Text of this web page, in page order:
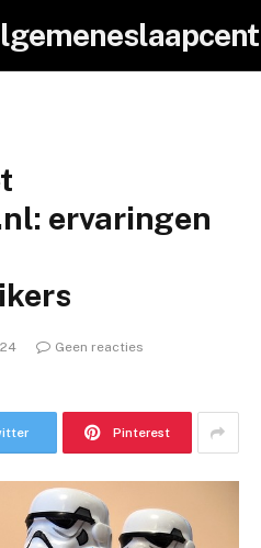
ervaringen
Geen reacties
Pinterest